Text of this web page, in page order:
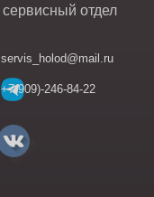
сервисный отдел
servis_holod@mail.ru
+7(909)-246-84-22